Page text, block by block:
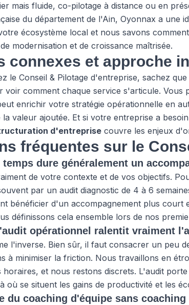
mais fluide, co-pilotage à distance ou en
du département de l'Ain, Oyonnax a une
écosystème local et nous savons
modernisation et de croissance maîtrisée.
connexes et approche
le Conseil & Pilotage d'entreprise, sachez
voir comment chaque service s'articule.
enrichir votre stratégie opérationnelle en
la valeur ajoutée. Et si votre entreprise a
d'entreprise couvre les enjeux
fréquentes sur le
temps dure généralement un
de votre contexte et de vos objectifs.
par un audit diagnostic de 4 à 6
bénéficier d'un accompagnement plus
définissons cela ensemble lors de nos
opérationnel ralentit vraiment
l'inverse. Bien sûr, il faut consacrer un peu
à minimiser la friction. Nous travaillons en
horaires, et nous restons discrets. L'audit
où se situent les gains de productivité et les
du coaching d'équipe sans